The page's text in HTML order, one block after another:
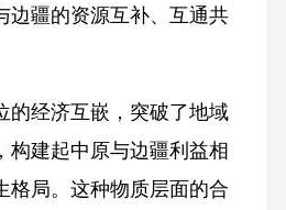
边疆的资源互补、互通共
经济互嵌，突破了地域
构建起中原与边疆利益相
格局。这种物质层面的合